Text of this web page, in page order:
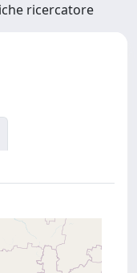
ricercatore